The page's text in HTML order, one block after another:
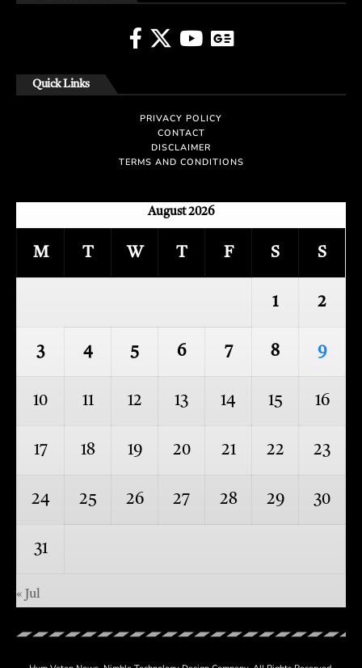
Quick Links
PRIVACY POLICY
CONTACT
DISCLAIMER
TERMS AND CONDITIONS
August 2026
M T W T F S S
1 2
3 4 5 6 7 8 9
10 11 12 13 14 15 16
17 18 19 20 21 22 23
24 25 26 27 28 29 30
31
« Jul